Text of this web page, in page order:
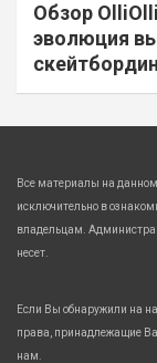
Обзор
эволюция
Все материалы на
исключительно в
владельцам.
несет.
Если Вы обнаружили на
права, принадлежащие
нам.